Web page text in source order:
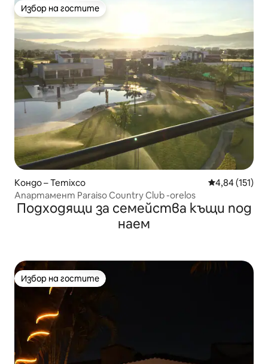
Избор на гостите
Избор на гостите
Кондо – Temixco Средна
4,84 (151)
Апартамент Paraiso Country Club -orelos
Подходящи за семейства къщи под
наем
Избор на гостите
Избор на гостите